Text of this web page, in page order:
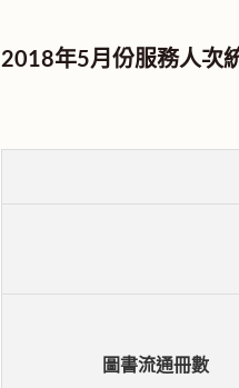
2018年5月份服務人次
圖書流通冊數